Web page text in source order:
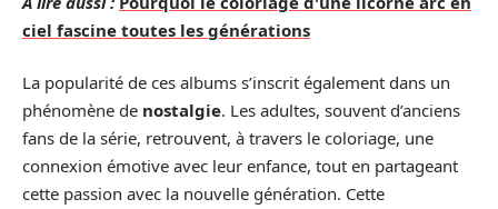
ciel fascine toutes les générations
La popularité de ces albums s’inscrit également dans un
phénomène de nostalgie. Les adultes, souvent d’anciens
fans de la série, retrouvent, à travers le coloriage, une
connexion émotive avec leur enfance, tout en partageant
cette passion avec la nouvelle génération. Cette